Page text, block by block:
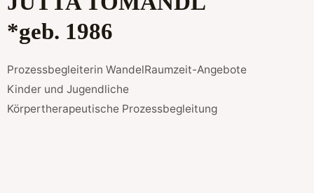
*geb. 1986
Prozessbegleiterin WandelRaumzeit-Angebote
Kinder und Jugendliche
Körpertherapeutische Prozessbegleitung